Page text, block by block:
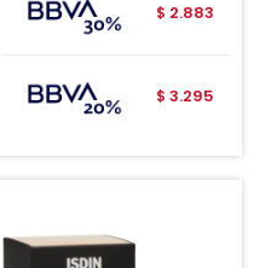
$ 2.883
$ 3.295